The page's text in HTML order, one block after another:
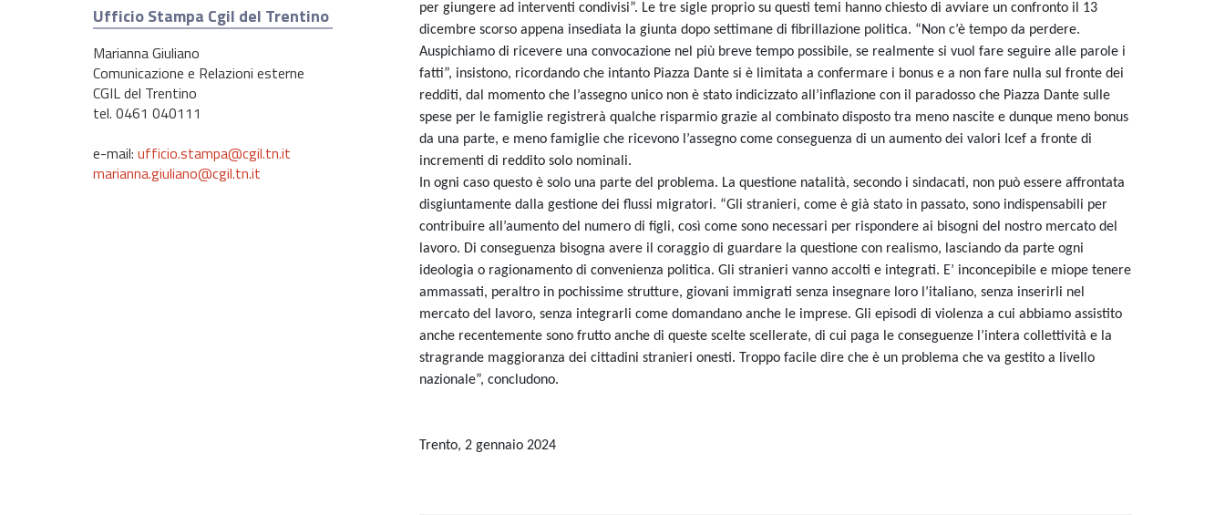
per giungere ad interventi condivisi”. Le tre sigle proprio su questi temi hanno chiesto di avviare un confronto il 13
dicembre scorso appena insediata la giunta dopo settimane di fibrillazione politica. “Non c’è tempo da perdere.
Auspichiamo di ricevere una convocazione nel più breve tempo possibile, se realmente si vuol fare seguire alle parole i
fatti”, insistono, ricordando che intanto Piazza Dante si è limitata a confermare i bonus e a non fare nulla sul fronte dei
redditi, dal momento che l’assegno unico non è stato indicizzato all’inflazione con il paradosso che Piazza Dante sulle
spese per le famiglie registrerà qualche risparmio grazie al combinato disposto tra meno nascite e dunque meno bonus
da una parte, e meno famiglie che ricevono l’assegno come conseguenza di un aumento dei valori Icef a fronte di
incrementi di reddito solo nominali.
In ogni caso questo è solo una parte del problema. La questione natalità, secondo i sindacati, non può essere affrontata
disgiuntamente dalla gestione dei flussi migratori. “Gli stranieri, come è già stato in passato, sono indispensabili per
contribuire all’aumento del numero di figli, così come sono necessari per rispondere ai bisogni del nostro mercato del
lavoro. Di conseguenza bisogna avere il coraggio di guardare la questione con realismo, lasciando da parte ogni
ideologia o ragionamento di convenienza politica. Gli stranieri vanno accolti e integrati. E’ inconcepibile e miope tenere
ammassati, peraltro in pochissime strutture, giovani immigrati senza insegnare loro l’italiano, senza inserirli nel
mercato del lavoro, senza integrarli come domandano anche le imprese. Gli episodi di violenza a cui abbiamo assistito
anche recentemente sono frutto anche di queste scelte scellerate, di cui paga le conseguenze l’intera collettività e la
stragrande maggioranza dei cittadini stranieri onesti. Troppo facile dire che è un problema che va gestito a livello
nazionale”, concludono.
Trento, 2 gennaio 2024
Ufficio Stampa Cgil del Trentino
Marianna Giuliano
Comunicazione e Relazioni esterne
CGIL del Trentino
tel. 0461 040111
e-mail: ufficio.stampa@cgil.tn.it
marianna.giuliano@cgil.tn.it